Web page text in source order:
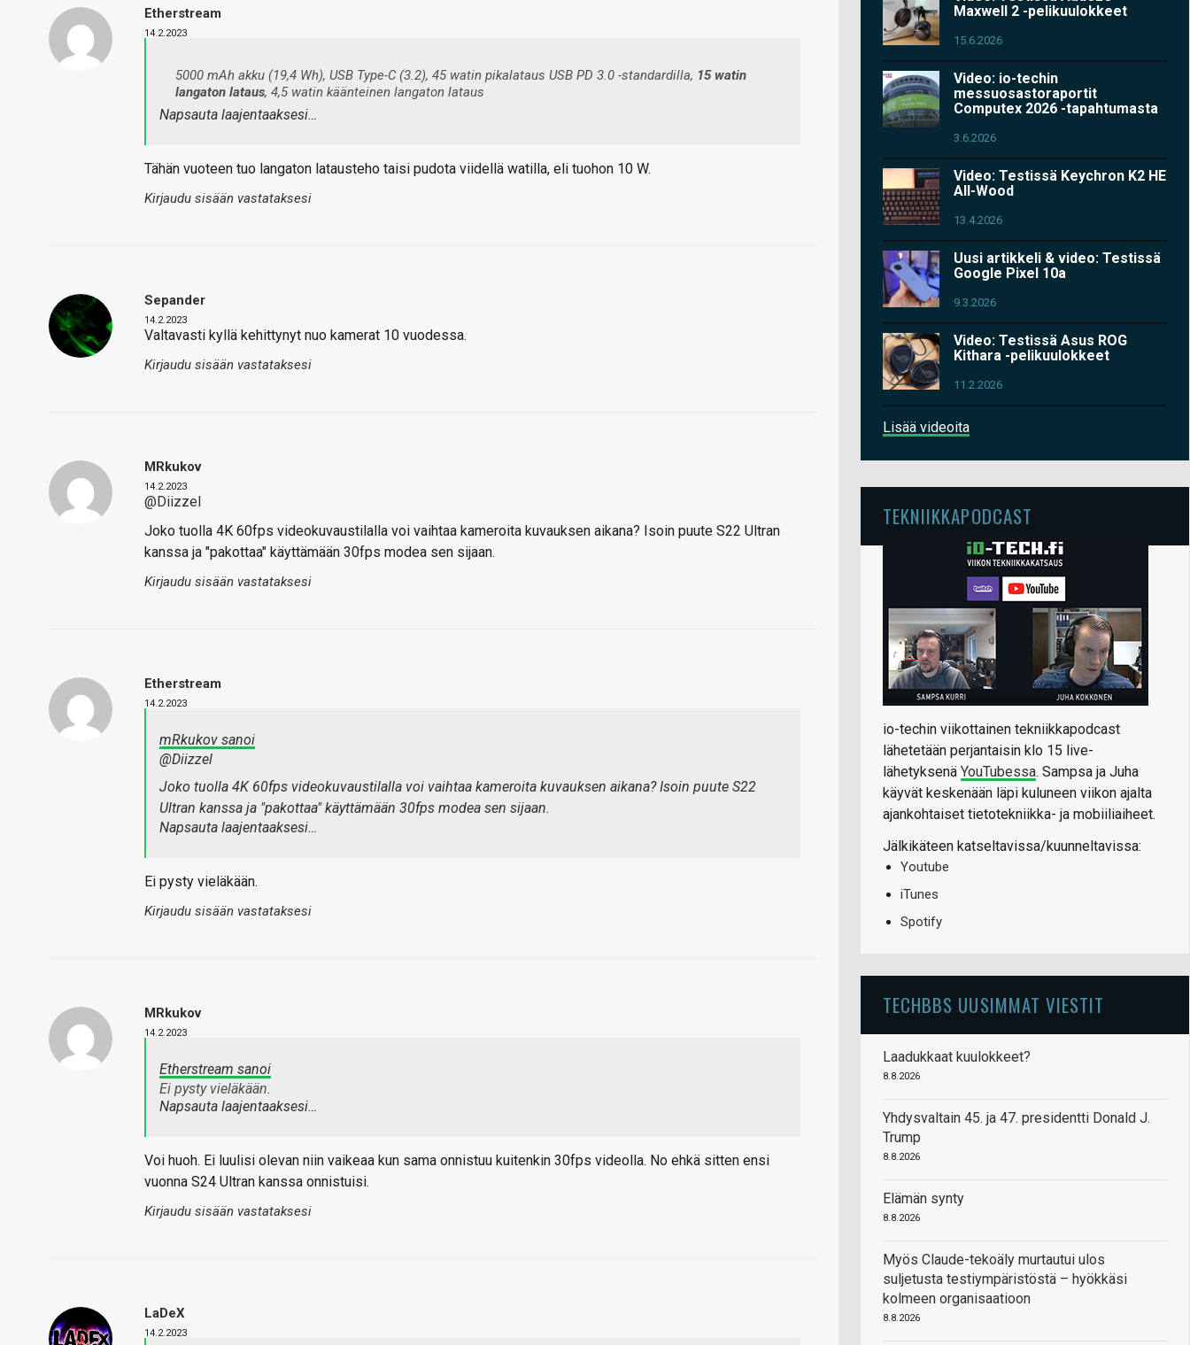
Etherstream
14.2.2023
5000 mAh akku (19,4 Wh), USB Type-C (3.2), 45 watin pikalataus USB PD 3.0 -standardilla, 15 watin
langaton lataus, 4,5 watin käänteinen langaton lataus
Napsauta laajentaaksesi…
Tähän vuoteen tuo langaton latausteho taisi pudota viidellä watilla, eli tuohon 10 W.
Kirjaudu sisään vastataksesi
Sepander
14.2.2023
Valtavasti kyllä kehittynyt nuo kamerat 10 vuodessa.
Kirjaudu sisään vastataksesi
MRkukov
14.2.2023
@Diizzel
Joko tuolla 4K 60fps videokuvaustilalla voi vaihtaa kameroita kuvauksen aikana? Isoin puute S22 Ultran
kanssa ja "pakottaa" käyttämään 30fps modea sen sijaan.
Kirjaudu sisään vastataksesi
Etherstream
14.2.2023
mRkukov sanoi
@Diizzel
Joko tuolla 4K 60fps videokuvaustilalla voi vaihtaa kameroita kuvauksen aikana? Isoin puute S22
Ultran kanssa ja "pakottaa" käyttämään 30fps modea sen sijaan.
Napsauta laajentaaksesi…
Ei pysty vieläkään.
Kirjaudu sisään vastataksesi
MRkukov
14.2.2023
Etherstream sanoi
Ei pysty vieläkään.
Napsauta laajentaaksesi…
Voi huoh. Ei luulisi olevan niin vaikeaa kun sama onnistuu kuitenkin 30fps videolla. No ehkä sitten ensi
vuonna S24 Ultran kanssa onnistuisi.
Kirjaudu sisään vastataksesi
LaDeX
14.2.2023
Maxwell 2 -pelikuulokkeet
15.6.2026
Video: io-techin
messuosastoraportit
Computex 2026 -tapahtumasta
3.6.2026
Video: Testissä Keychron K2 HE
All-Wood
13.4.2026
Uusi artikkeli & video: Testissä
Google Pixel 10a
9.3.2026
Video: Testissä Asus ROG
Kithara -pelikuulokkeet
11.2.2026
Lisää videoita
TEKNIIKKAPODCAST
io-techin viikottainen tekniikkapodcast
lähetetään perjantaisin klo 15 live-
lähetyksenä YouTubessa. Sampsa ja Juha
käyvät keskenään läpi kuluneen viikon ajalta
ajankohtaiset tietotekniikka- ja mobiiliaiheet.
Jälkikäteen katseltavissa/kuunneltavissa:
Youtube
iTunes
Spotify
TECHBBS UUSIMMAT VIESTIT
Laadukkaat kuulokkeet?
8.8.2026
Yhdysvaltain 45. ja 47. presidentti Donald J.
Trump
8.8.2026
Elämän synty
8.8.2026
Myös Claude-tekoäly murtautui ulos
suljetusta testiympäristöstä – hyökkäsi
kolmeen organisaatioon
8.8.2026